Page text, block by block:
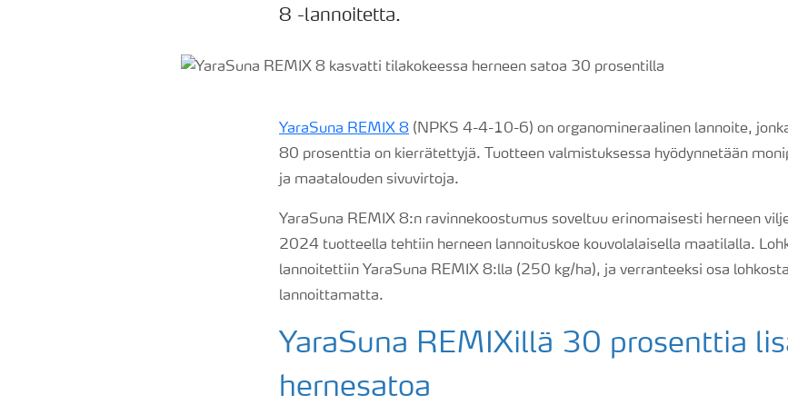
8 -lannoitetta.
YaraSuna REMIX 8 (NPKS 4-4-10-6) on organomineraalinen lannoite,
80 prosenttia on kierrätettyjä. Tuotteen valmistuksessa hyödynnetään
ja maatalouden sivuvirtoja.
YaraSuna REMIX 8:n ravinnekoostumus soveltuu erinomaisesti herneen
2024 tuotteella tehtiin herneen lannoituskoe kouvolalaisella maatilalla.
lannoitettiin YaraSuna REMIX 8:lla (250 kg/ha), ja verranteeksi osa
lannoittamatta.
YaraSuna REMIXillä 30 prosenttia
hernesatoa